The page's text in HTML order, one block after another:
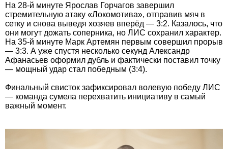
На 28-й минуте Ярослав Горчагов завершил
стремительную атаку «Локомотива», отправив мяч в
сетку и снова выведя хозяев вперёд — 3:2. Казалось, что
они могут дожать соперника, но ЛИС сохранил характер.
На 35-й минуте Марк Артемян первым совершил прорыв
— 3:3. А уже спустя несколько секунд Александр
Афанасьев оформил дубль и фактически поставил точку
— мощный удар стал победным (3:4).
Финальный свисток зафиксировал волевую победу ЛИС
— команда сумела перехватить инициативу в самый
важный момент.